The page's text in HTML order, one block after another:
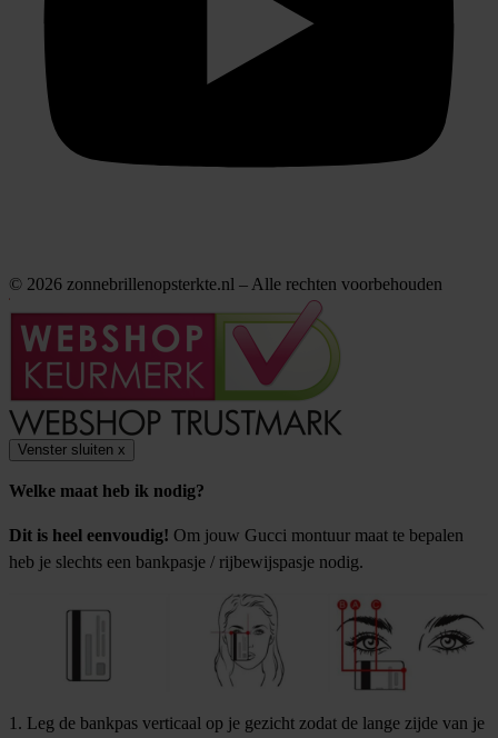
© 2026 zonnebrillenopsterkte.nl – Alle rechten voorbehouden
Venster sluiten x
Welke maat heb ik nodig?
Dit is heel eenvoudig! Om jouw Gucci montuur maat te bepalen
heb je slechts een bankpasje / rijbewijspasje nodig.
1. Leg de bankpas verticaal op je gezicht zodat de lange zijde van je